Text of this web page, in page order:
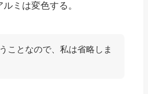
ミは変色する。
ことなので、私は省略しま